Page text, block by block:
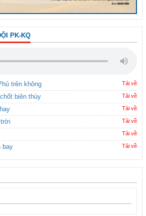
PK-KQ
trên không Tải về
biên thùy Tải về
Tải về
Tải về
Tải về
bay Tải về